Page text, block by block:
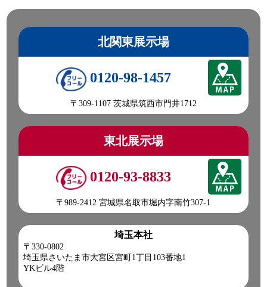
北関東展示場
0120-98-1457
〒309-1107 茨城県筑西市門井1712
東北展示場
0120-93-8833
〒989-2412 宮城県名取市堀内字南竹307-1
埼玉本社
〒330-0802
埼玉県さいたま市大宮区宮町1丁目103番地1
YKビル4階